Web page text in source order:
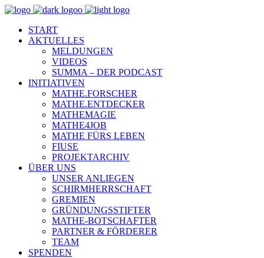
START
AKTUELLES
MELDUNGEN
VIDEOS
SUMMA – DER PODCAST
INITIATIVEN
MATHE.FORSCHER
MATHE.ENTDECKER
MATHEMAGIE
MATHE4JOB
MATHE FÜRS LEBEN
FIUSE
PROJEKTARCHIV
ÜBER UNS
UNSER ANLIEGEN
SCHIRMHERRSCHAFT
GREMIEN
GRÜNDUNGSSTIFTER
MATHE-BOTSCHAFTER
PARTNER & FÖRDERER
TEAM
SPENDEN